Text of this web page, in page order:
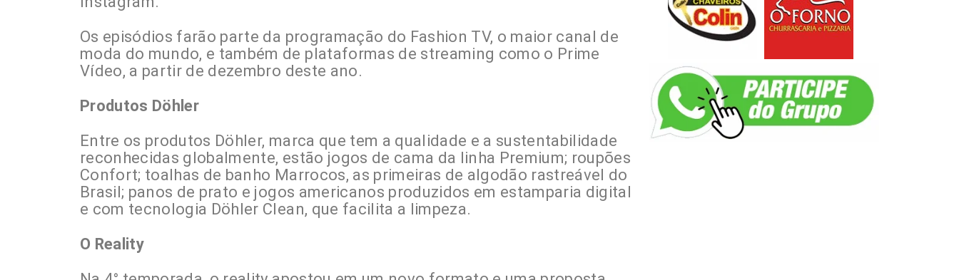
Os episódios farão parte da programação do Fashion TV, o maior canal de
moda do mundo, e também de plataformas de streaming como o Prime
Vídeo, a partir de dezembro deste ano.
Produtos Döhler
Entre os produtos Döhler, marca que tem a qualidade e a sustentabilidade
reconhecidas globalmente, estão jogos de cama da linha Premium; roupões
Confort; toalhas de banho Marrocos, as primeiras de algodão rastreável do
Brasil; panos de prato e jogos americanos produzidos em estamparia digital
e com tecnologia Döhler Clean, que facilita a limpeza.
O Reality